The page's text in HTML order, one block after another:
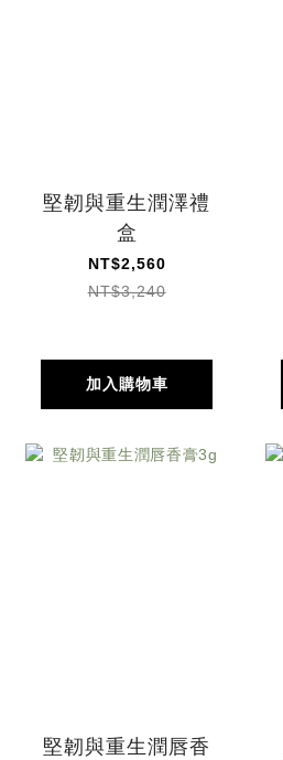
堅韌與重生潤澤禮
盒
NT$2,560
NT$3,240
加入購物車
堅韌與重生潤唇香